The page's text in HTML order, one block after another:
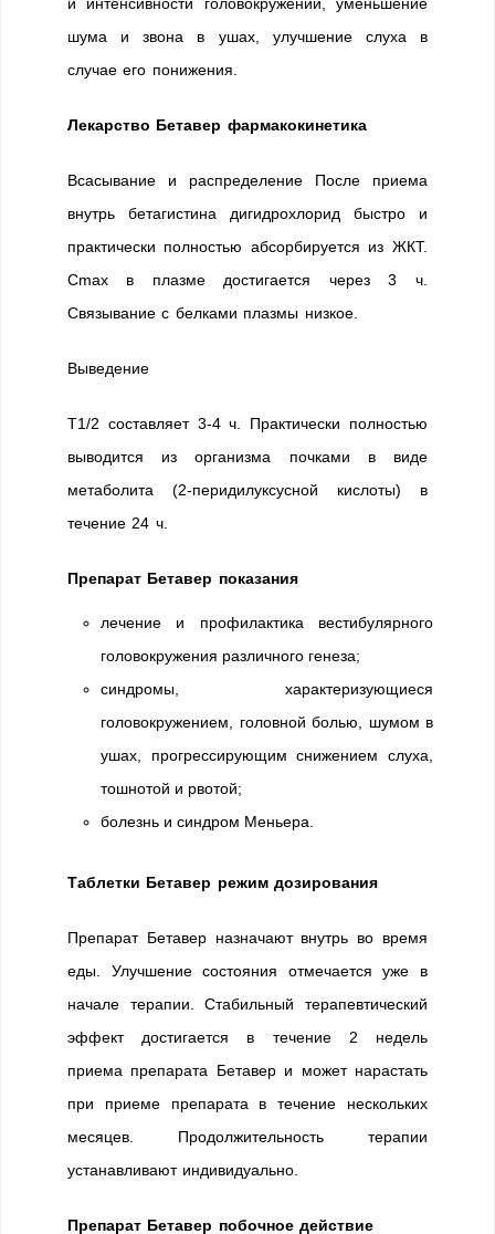
шума и звона в ушах, улучшение слуха в
случае его понижения.
Лекарство Бетавер фармакокинетика
Всасывание и распределение После приема
внутрь бетагистина дигидрохлорид быстро и
практически полностью абсорбируется из ЖКТ.
Cmax в плазме достигается через 3 ч.
Связывание с белками плазмы низкое.
Выведение
T1/2 составляет 3-4 ч. Практически полностью
выводится из организма почками в виде
метаболита (2-перидилуксусной кислоты) в
течение 24 ч.
Препарат Бетавер показания
лечение и профилактика вестибулярного
головокружения различного генеза;
синдромы, характеризующиеся
головокружением, головной болью, шумом в
ушах, прогрессирующим снижением слуха,
тошнотой и рвотой;
болезнь и синдром Меньера.
Таблетки Бетавер режим дозирования
Препарат Бетавер назначают внутрь во время
еды. Улучшение состояния отмечается уже в
начале терапии. Стабильный терапевтический
эффект достигается в течение 2 недель
приема препарата Бетавер и может нарастать
при приеме препарата в течение нескольких
месяцев. Продолжительность терапии
устанавливают индивидуально.
Препарат Бетавер побочное действие